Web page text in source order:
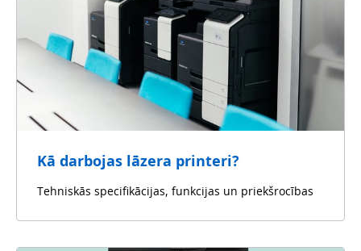
Kā darbojas lāzera printeri?
Tehniskās specifikācijas, funkcijas un priekšrocības